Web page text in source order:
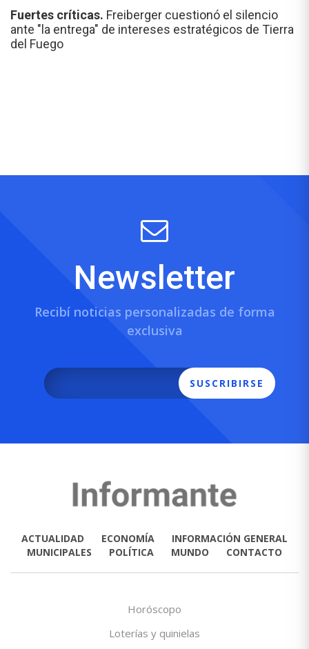
Fuertes críticas. Freiberger cuestionó el silencio
ante "la entrega" de intereses estratégicos de Tierra
del Fuego
Newsletter
Recibí noticias personalizadas de forma
exclusiva
SUSCRIBIRSE
ACTUALIDAD ECONOMÍA
INFORMACIÓN GENERAL
MUNICIPALES
POLÍTICA MUNDO CONTACTO
Horóscopo
Loterías y quinielas